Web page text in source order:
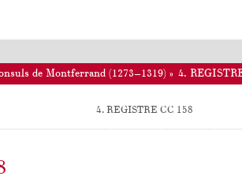
de Montferrand (1273–1319) » 4.
4. REGISTRE CC 158